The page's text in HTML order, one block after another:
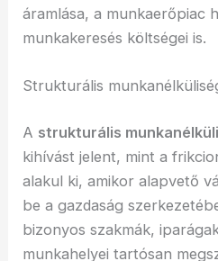
áramlása, a munkaerőpiac
munkakeresés költségei is.
Strukturális
A strukturális
kihívást jelent, mint a
alakul ki, amikor alapvető
be a gazdaság
bizonyos szakmák,
munkahelyei tartósan